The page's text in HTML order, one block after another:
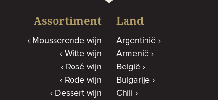
Assortiment
Mousserende wijn
Witte wijn
Rosé wijn
Rode wijn
Dessert wijn
Land
Argentinië
Armenië
België
Bulgarije
Chili